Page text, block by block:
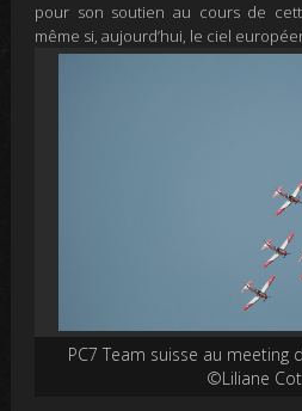
pour son soutien au cours de
même si, aujourd’hui, le ciel
PC7 Team suisse au meeting
©Liliane